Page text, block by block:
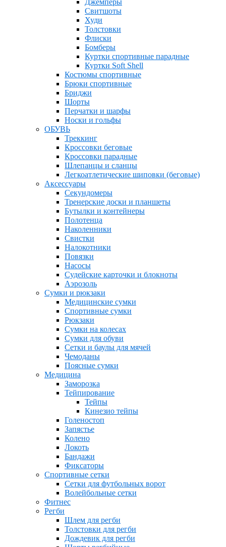
Свитшоты
Худи
Толстовки
Флиски
Бомберы
Куртки спортивные парадные
Куртки Soft Shell
Костюмы спортивные
Брюки спортивные
Бриджи
Шорты
Перчатки и шарфы
Носки и гольфы
ОБУВЬ
Треккинг
Кроссовки беговые
Кроссовки парадные
Шлепанцы и сланцы
Легкоатлетические шиповки (беговые)
Аксессуары
Секундомеры
Тренерские доски и планшеты
Бутылки и контейнеры
Полотенца
Наколенники
Свистки
Налокотники
Повязки
Насосы
Судейские карточки и блокноты
Аэрозоль
Сумки и рюкзаки
Медицинские сумки
Спортивные сумки
Рюкзаки
Сумки на колесах
Сумки для обуви
Сетки и баулы для мячей
Чемоданы
Поясные сумки
Медицина
Заморозка
Тейпирование
Тейпы
Кинезио тейпы
Голеностоп
Запястье
Колено
Локоть
Бандажи
Фиксаторы
Спортивные сетки
Сетки для футбольных ворот
Волейбольные сетки
Фитнес
Регби
Шлем для регби
Толстовки для регби
Дождевик для регби